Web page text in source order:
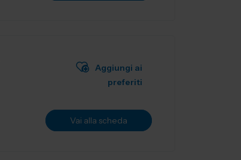
Aggiungi ai
preferiti
Vai alla scheda